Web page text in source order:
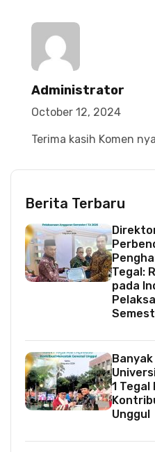
Administrator
October 12, 2024
Terima kasih Komen
Berita Terbaru
Tegal:
pada
1
Unggul